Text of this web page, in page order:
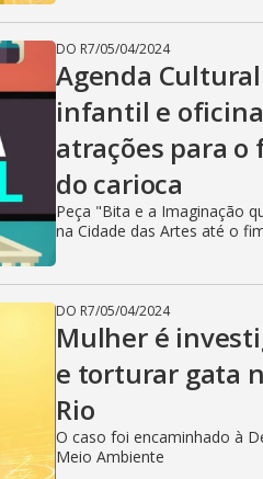
DO R7/05/04/2024
Agenda
infantil e
atrações para o
do carioca
Peça "Bita e a Imaginação
na Cidade das Artes até o
DO R7/05/04/2024
Mulher é
e torturar gata
Rio
O caso foi encaminhado à
Meio Ambiente